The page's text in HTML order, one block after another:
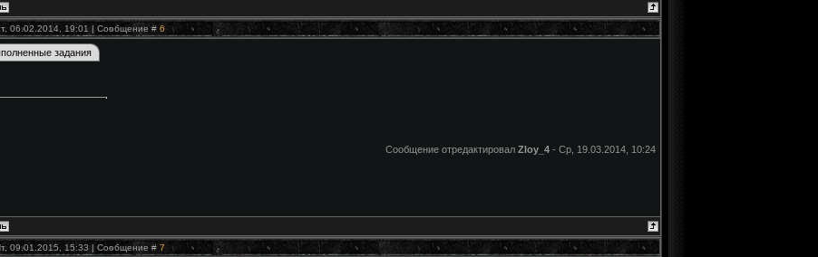
06.02.2014, 19:01 | Сообщение # 6
Сообщение отредактировал Zloy_4 - Ср, 19.03.2014, 10:24
09.01.2015, 15:33 | Сообщение # 7